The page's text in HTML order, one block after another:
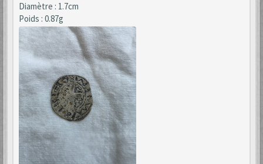
Diamètre : 1.7cm
Poids : 0.87g